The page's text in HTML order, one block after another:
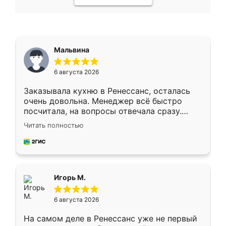
Мальвина
6 августа 2026
Заказывала кухню в Ренессанс, осталась
очень довольна. Менеджер всё быстро
посчитала, на вопросы отвечала сразу.
Замерщик приехал в субботу, подошёл к
делу со всей ответственностью. Собрали
за день, ребята работали аккуратно, даже
Читать полностью
Игорь М.
6 августа 2026
На самом деле в Ренессанс уже не первый